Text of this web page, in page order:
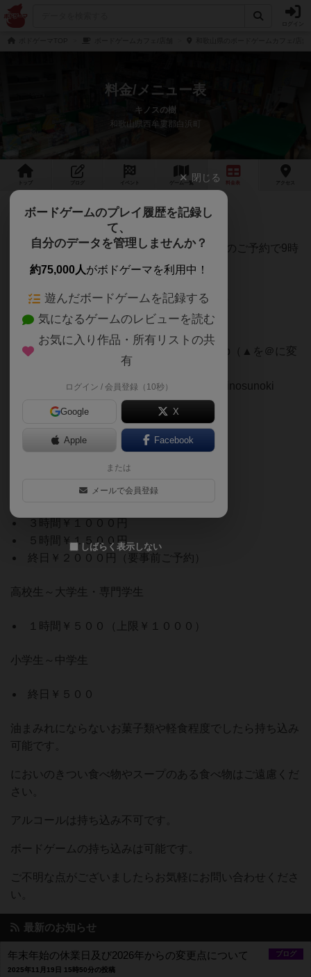
料金/メニュー表
キノスの樹
和歌山県西牟婁郡白浜町
ゲーム 一覧 料金 アクセス
基本営業時間：13時～17時（前日17時までのご予約で9時
～23時までご利用可能）
要ご予約営業時間：17時～23時
ご予約受付電話番号：0739-33-9441
またはメール：kinosunoki▲kif.biglobe.ne.jp（▲を＠に変
またはTwitterのダイレクトメッセ―ジ：@kinosunoki
【料金詳細】
３時間￥１０００円
５時間￥１５００円
終日￥２０００円（要事前ご予約）
高校生～大学生・専門学生
１時間￥５００（上限￥１０００）
小学生～中学生
終日￥５００
油まみれにならないお菓子類や軽食程度でしたら持ち込み
可能です。
においのきつい食べ物やスープのある食べ物はご遠慮くだ
さい。
アルコールは持ち込み不可です。
ボードゲームの持ち込みは可能です。
ご不明な点がございましたらお気軽にお問い合わせくださ
い。
最新のお知らせ
ブログ
年末年始の休業日及び2026年からの変更点について
2025年11月19日 15時50分の投稿
閉じる
ボードゲームのプレイ履歴を記録し
て、
自分のデータを管理しませんか？
約75,000人がボドゲーマを利用中！
遊んだボードゲームを記録する
気になるゲームのレビューを読む
お気に入り作品・所有リストの共
有
ログイン / 会員登録（10秒）
Google X
Apple Facebook
または
メールで会員登録
しばらく表示しない